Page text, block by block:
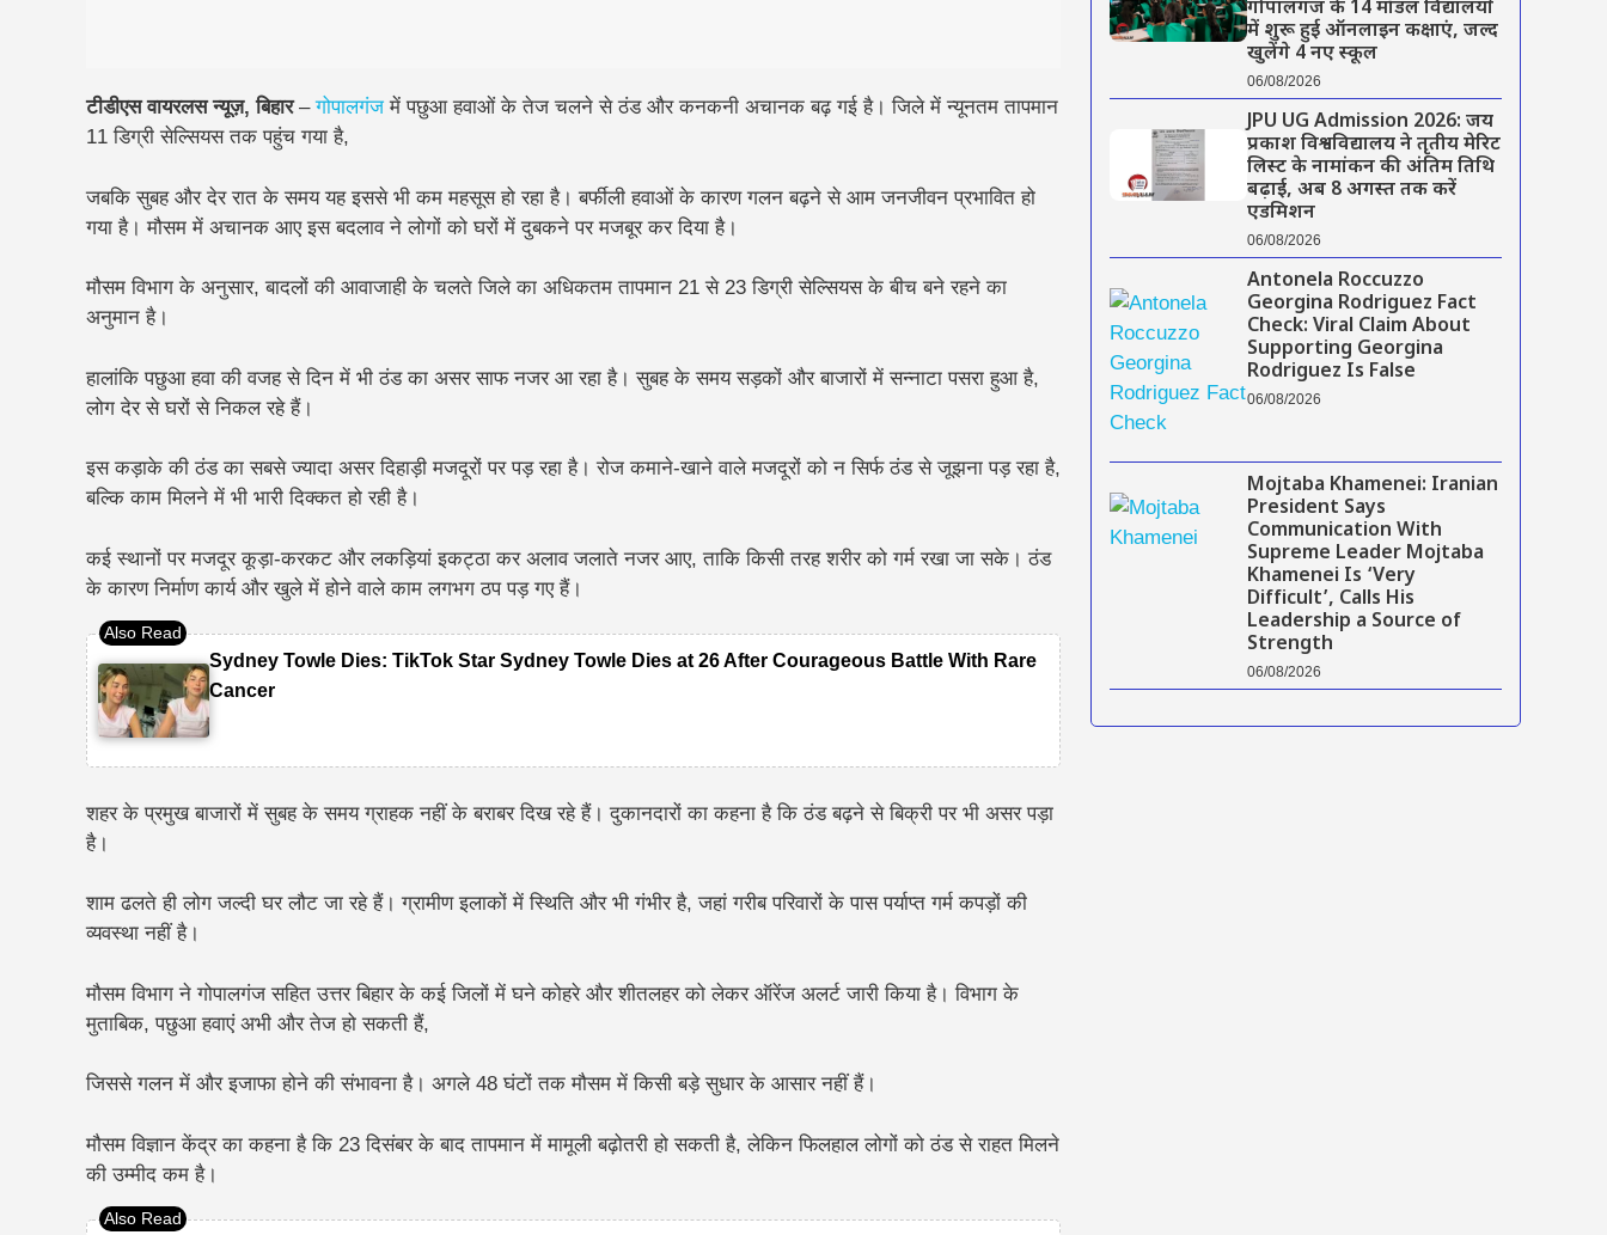
टीडीएस वायरलस न्यूज़, बिहार–गोपालगंजमें पछुआ हवाओं के तेज चलने से ठंड और कनकनी अचानक बढ़ गई है। जिले में न्यूनतम तापमान
11 डिग्री सेल्सियस तक पहुंच गया है,
जबकि सुबह और देर रात के समय यह इससे भी कम महसूस हो रहा है। बर्फीली हवाओं के कारण गलन बढ़ने से आम जनजीवन प्रभावित हो
गया है। मौसम में अचानक आए इस बदलाव ने लोगों को घरों में दुबकने पर मजबूर कर दिया है।
मौसम विभाग के अनुसार, बादलों की आवाजाही के चलते जिले का अधिकतम तापमान 21 से 23 डिग्री सेल्सियस के बीच बने रहने का
अनुमान है।
हालांकि पछुआ हवा की वजह से दिन में भी ठंड का असर साफ नजर आ रहा है। सुबह के समय सड़कों और बाजारों में सन्नाटा पसरा हुआ है,
लोग देर से घरों से निकल रहे हैं।
इस कड़ाके की ठंड का सबसे ज्यादा असर दिहाड़ी मजदूरों पर पड़ रहा है। रोज कमाने-खाने वाले मजदूरों को न सिर्फ ठंड से जूझना पड़ रहा है,
बल्कि काम मिलने में भी भारी दिक्कत हो रही है।
कई स्थानों पर मजदूर कूड़ा-करकट और लकड़ियां इकट्ठा कर अलाव जलाते नजर आए, ताकि किसी तरह शरीर को गर्म रखा जा सके। ठंड
के कारण निर्माण कार्य और खुले में होने वाले काम लगभग ठप पड़ गए हैं।
Sydney Towle Dies: TikTok Star Sydney Towle Dies at 26 After Courageous Battle With Rare
Cancer
शहर के प्रमुख बाजारों में सुबह के समय ग्राहक नहीं के बराबर दिख रहे हैं। दुकानदारों का कहना है कि ठंड बढ़ने से बिक्री पर भी असर पड़ा
है।
शाम ढलते ही लोग जल्दी घर लौट जा रहे हैं। ग्रामीण इलाकों में स्थिति और भी गंभीर है, जहां गरीब परिवारों के पास पर्याप्त गर्म कपड़ों की
व्यवस्था नहीं है।
मौसम विभाग ने गोपालगंज सहित उत्तर बिहार के कई जिलों में घने कोहरे और शीतलहर को लेकर ऑरेंज अलर्ट जारी किया है। विभाग के
मुताबिक, पछुआ हवाएं अभी और तेज हो सकती हैं,
जिससे गलन में और इजाफा होने की संभावना है। अगले 48 घंटों तक मौसम में किसी बड़े सुधार के आसार नहीं हैं।
मौसम विज्ञान केंद्र का कहना है कि 23 दिसंबर के बाद तापमान में मामूली बढ़ोतरी हो सकती है, लेकिन फिलहाल लोगों को ठंड से राहत मिलने
की उम्मीद कम है।
गोपालगंज के 14 मॉडल विद्यालयों
में शुरू हुई ऑनलाइन कक्षाएं, जल्द
खुलेंगे 4 नए स्कूल
06/08/2026
JPU UG Admission 2026: जय
प्रकाश विश्वविद्यालय ने तृतीय मेरिट
लिस्ट के नामांकन की अंतिम तिथि
बढ़ाई, अब 8 अगस्त तक करें
एडमिशन
06/08/2026
Antonela Roccuzzo
Georgina Rodriguez Fact
Check: Viral Claim About
Supporting Georgina
Rodriguez Is False
06/08/2026
Mojtaba Khamenei: Iranian
President Says
Communication With
Supreme Leader Mojtaba
Khamenei Is ‘Very
Difficult’, Calls His
Leadership a Source of
Strength
06/08/2026